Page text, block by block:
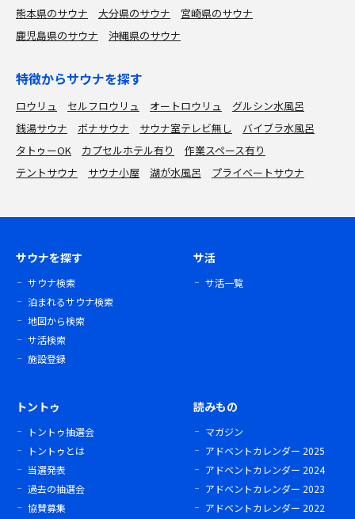
熊本県のサウナ
大分県のサウナ
宮崎県のサウナ
鹿児島県のサウナ
沖縄県のサウナ
特徴からサウナを探す
ロウリュ セルフロウリュ オートロウリュ
グルシン水風呂
銭湯サウナ
ボナサウナ サウナ室テレビ無し
バイブラ水風呂
タトゥーOK
カプセルホテル有り
作業スペース有り
テントサウナ
サウナ小屋 湖が水風呂 プライベートサウナ
サウナを探す
サウナ検索
泊まれるサウナ検索
地図から検索
サ活検索
施設登録
サ活
サ活一覧
トントゥ
トントゥ抽選会
トントゥとは
当選発表
過去の抽選会
協賛募集
読みもの
マガジン
アドベントカレンダー 2025
アドベントカレンダー 2024
アドベントカレンダー 2023
アドベントカレンダー 2022